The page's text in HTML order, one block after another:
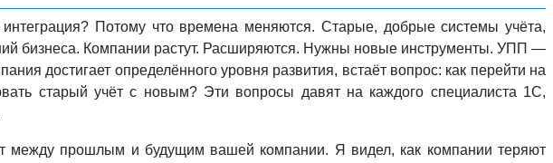
Потому что времена меняются. Старые, добрые системы учёта,
бизнеса. Компании растут. Расширяются. Нужны новые инструменты. УПП —
достигает определённого уровня развития, встаёт вопрос: как перейти на
старый учёт с новым? Эти вопросы давят на каждого специалиста 1С,
между прошлым и будущим вашей компании. Я видел, как компании теряют